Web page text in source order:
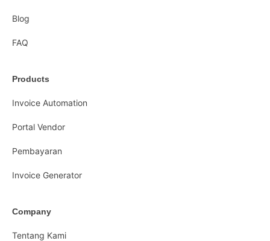
Blog
FAQ
Products
Invoice Automation
Portal Vendor
Pembayaran
Invoice Generator
Company
Tentang Kami